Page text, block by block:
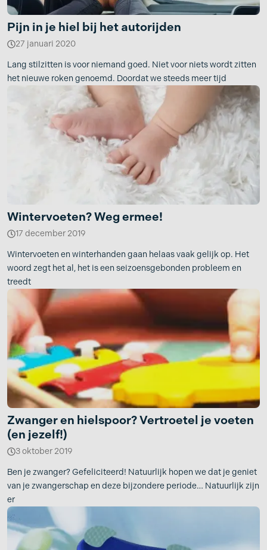
Pijn in je hiel bij het autorijden
27 januari 2020
Lang stilzitten is voor niemand goed. Niet voor niets wordt zitten
het nieuwe roken genoemd. Doordat we steeds meer tijd
Wintervoeten? Weg ermee!
17 december 2019
Wintervoeten en winterhanden gaan helaas vaak gelijk op. Het
woord zegt het al, het is een seizoensgebonden probleem en
treedt
Zwanger en hielspoor? Vertroetel je voeten
(en jezelf!)
3 oktober 2019
Ben je zwanger? Gefeliciteerd! Natuurlijk hopen we dat je geniet
van je zwangerschap en deze bijzondere periode… Natuurlijk zijn
er